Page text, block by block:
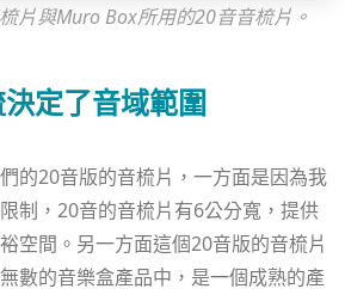
片與Muro Box所用的20音音梳片。
定了音域範圍
的20音版的音梳片，一方面是因為我
制，20音的音梳片有6公分寬，提供
空間。另一方面這個20音版的音梳片
數的音樂盒產品中，是一個成熟的產